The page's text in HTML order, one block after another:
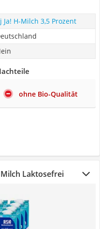
Ja! H-Milch 3,5 Prozent
ohne Bio-Qualität
Laktosefrei